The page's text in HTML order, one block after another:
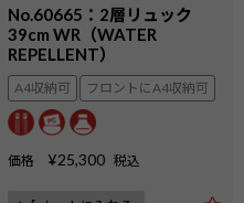
No.60665：2層リュック
39cm WR（WATER
REPELLENT）
A4収納可 フロントにA4収納可
価格 ¥25,300 税込